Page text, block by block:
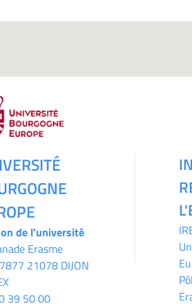
de l'université
Erasme
21078 DIJON
39 50 00